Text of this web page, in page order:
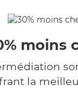
moins
la